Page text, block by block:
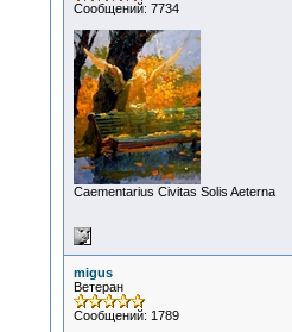
Сообщений: 7734
Сaementarius Civitas Solis Aeterna
migus
Ветеран
Сообщений: 1789